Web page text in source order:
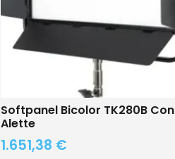
Softpanel Bicolor TK280B Con
Alette
1.651,38 €